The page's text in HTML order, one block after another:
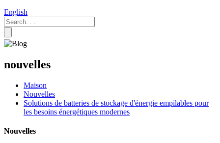
English
nouvelles
Maison
Nouvelles
Solutions de batteries de stockage d'énergie empilables pour
les besoins énergétiques modernes
Nouvelles